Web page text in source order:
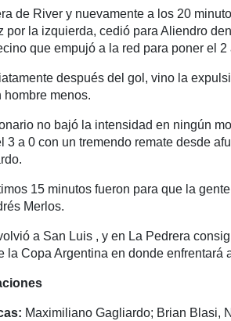
de River y nuevamente a los 20
por la izquierda, cedió para Aliendro
que empujó a la red para poner el 2
después del gol, vino la
hombre menos.
no bajó la intensidad en ningún
3 a 0 con un tremendo remate desde
15 minutos fueron para que la
Merlos.
a San Luis , y en La Pedrera
la Copa Argentina en donde enfrentará
Maximiliano Gagliardo; Brian Blasi,